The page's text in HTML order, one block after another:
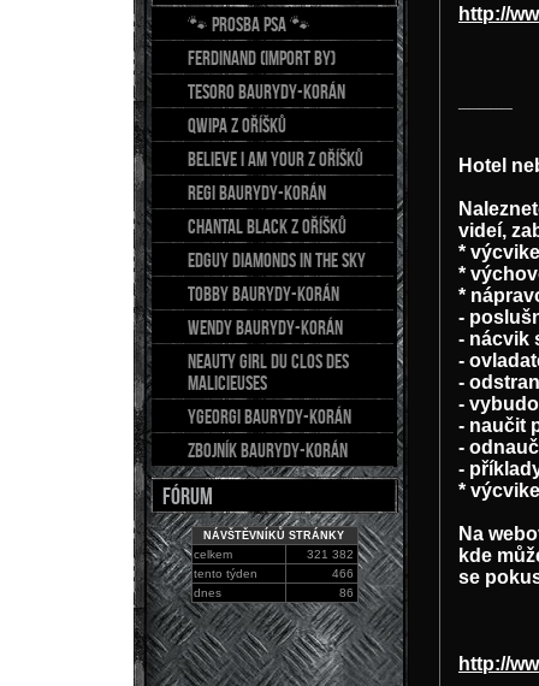
http://
Hotel
videí,
*
*
*
-
- nácvik
-
-
-
- naučit
-
-
*
Na
kde
se
http://
🐾 Prosba psa 🐾
FERDINAND (import BY)
TESORO Baurydy-Korán
QWIPA z Oříšků
BELIEVE I AM YOUR z Oříšků
REGI Baurydy-Korán
CHANTAL Black z Oříšků
EDGUY Diamonds in the sky
TOBBY Baurydy-Korán
WENDY Baurydy-Korán
NEAUTY GIRL du Clos des
Malicieuses
YGEORGI Baurydy-Korán
ZBOJNÍK Baurydy-Korán
FÓRUM
NÁVŠTĚVNÍKŮ STRÁNKY
celkem
321 382
tento týden
466
dnes
86